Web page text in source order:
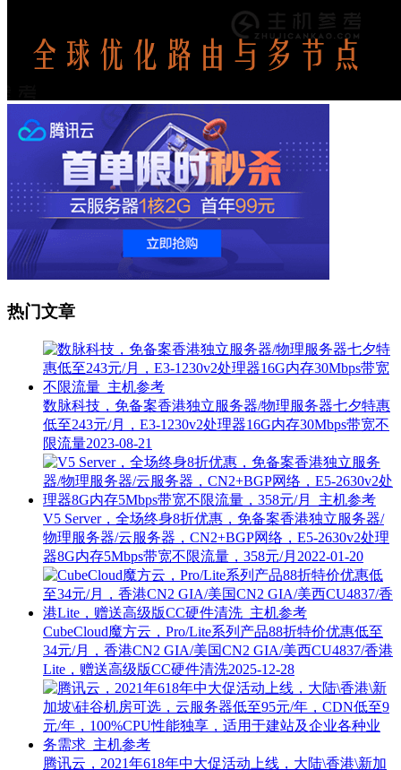
热门文章
数脉科技，免备案香港独立服务器/物理服务器七夕特惠
低至243元/月，E3-1230v2处理器16G内存30Mbps带宽不
限流量2023-08-21
V5 Server，全场终身8折优惠，免备案香港独立服务器/
物理服务器/云服务器，CN2+BGP网络，E5-2630v2处理
器8G内存5Mbps带宽不限流量，358元/月 2022-01-20
CubeCloud魔方云，Pro/Lite系列产品88折特价优惠低至
34元/月，香港CN2 GIA/美国CN2 GIA/美西CU4837/香港
Lite，赠送高级版CC硬件清洗2025-12-28
腾讯云，2021年618年中大促活动上线，大陆\香港\新加